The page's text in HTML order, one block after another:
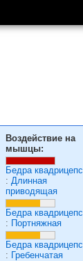
Воздействие на
мышцы:
Бедра квадрицепс
: Длинная
приводящая
Бедра квадрицепс
: Портняжная
Бедра квадрицепс
: Гребенчатая